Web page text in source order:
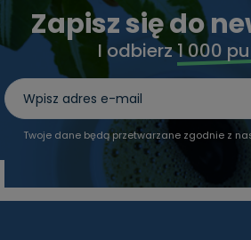
Zapisz się do
I odbierz1 000
Twoje dane będą przetwarzane zgodnie z